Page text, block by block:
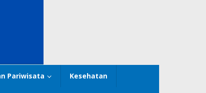
Pariwisata Kesehatan